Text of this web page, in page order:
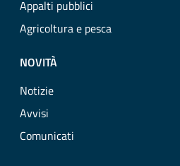
Appalti pubblici
Agricoltura e pesca
NOVITÀ
Notizie
Avvisi
Comunicati